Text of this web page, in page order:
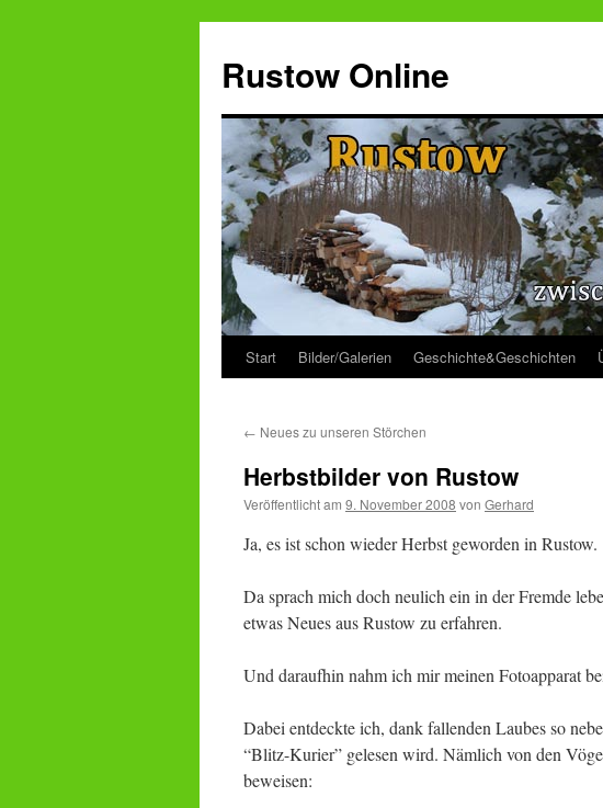
springen
Rustow Online
Start Bilder/Galerien Geschichte&Geschichten
← Neues zu unseren Störchen
Herbstbilder von Rustow
Veröffentlicht am 9. November 2008 von Gerhard
Ja, es ist schon wieder Herbst geworden in Rustow.
Da sprach mich doch neulich ein in der Fremde
etwas Neues aus Rustow zu erfahren.
Und daraufhin nahm ich mir meinen Fotoapparat
Dabei entdeckte ich, dank fallenden Laubes so
“Blitz-Kurier” gelesen wird. Nämlich von den
beweisen: